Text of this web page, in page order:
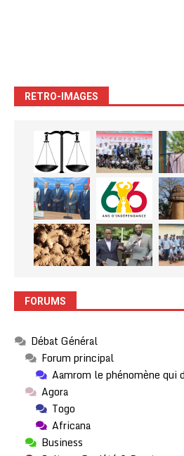
RETRO-IMAGES
FORUMS
Débat Général
Forum principal
Aamrom le phénomène qui
Agora
Togo
Africana
Business